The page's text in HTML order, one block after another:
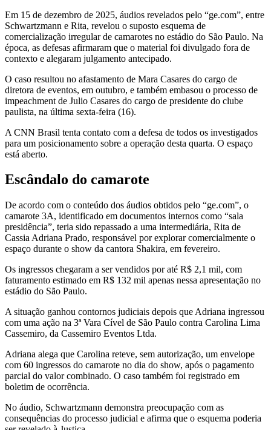
Em 15 de dezembro de 2025, áudios revelados pelo “ge.com”, entre
Schwartzmann e Rita, revelou o suposto esquema de
comercialização irregular de camarotes no estádio do São Paulo. Na
época, as defesas afirmaram que o material foi divulgado fora de
contexto e alegaram julgamento antecipado.
O caso resultou no afastamento de Mara Casares do cargo de
diretora de eventos, em outubro, e também embasou o processo de
impeachment de Julio Casares do cargo de presidente do clube
paulista, na última sexta-feira (16).
A CNN Brasil tenta contato com a defesa de todos os investigados
para um posicionamento sobre a operação desta quarta. O espaço
está aberto.
Escândalo do camarote
De acordo com o conteúdo dos áudios obtidos pelo “ge.com”, o
camarote 3A, identificado em documentos internos como “sala
presidência”, teria sido repassado a uma intermediária, Rita de
Cassia Adriana Prado, responsável por explorar comercialmente o
espaço durante o show da cantora Shakira, em fevereiro.
Os ingressos chegaram a ser vendidos por até R$ 2,1 mil, com
faturamento estimado em R$ 132 mil apenas nessa apresentação no
estádio do São Paulo.
A situação ganhou contornos judiciais depois que Adriana ingressou
com uma ação na 3ª Vara Cível de São Paulo contra Carolina Lima
Cassemiro, da Cassemiro Eventos Ltda.
Adriana alega que Carolina reteve, sem autorização, um envelope
com 60 ingressos do camarote no dia do show, após o pagamento
parcial do valor combinado. O caso também foi registrado em
boletim de ocorrência.
No áudio, Schwartzmann demonstra preocupação com as
consequências do processo judicial e afirma que o esquema poderia